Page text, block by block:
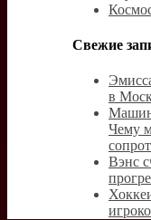
Свежие
в
Чему
Вэнс